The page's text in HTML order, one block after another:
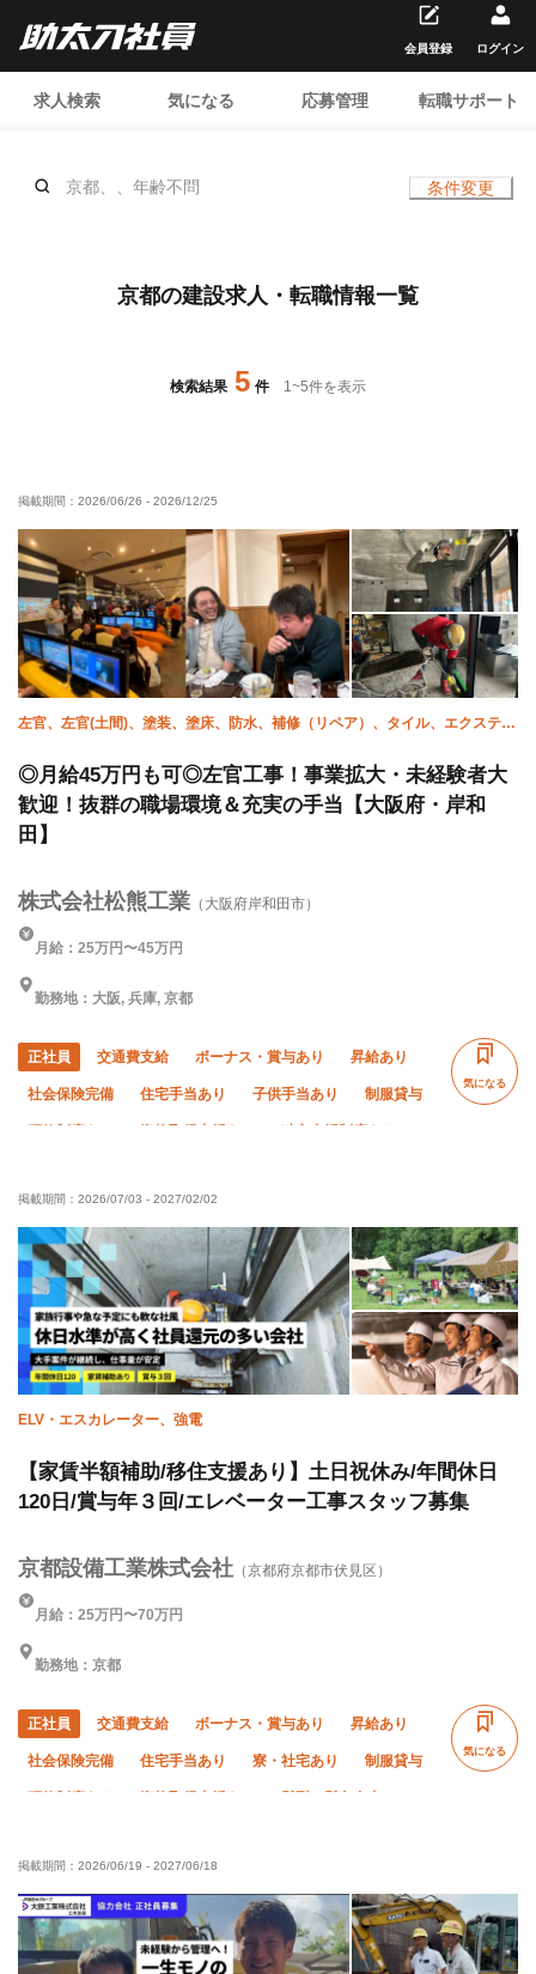
求人検索 気になる 応募管理 転職サポート
会員登録 ログイン
京都、、年齢不問 条件変更
京都の建設求人・転職情報一覧
検索結果 5 件 1~5件を表示
掲載期間： 2026/06/26 - 2026/12/25
左官、左官(土間)、塗装、塗床、防水、補修（リペア）、タイル、エクステリ
◎月給45万円も可◎左官工事！事業拡大・未経験者大
歓迎！抜群の職場環境＆充実の手当【大阪府・岸和
田】
株式会社松熊工業 （大阪府岸和田市）
月給：25万円〜45万円
勤務地：大阪, 兵庫, 京都
正社員 交通費支給 ボーナス・賞与あり 昇給あり
社会保険完備 住宅手当あり 子供手当あり 制服貸与
研修制度あり 資格取得支援あり 独立支援制度あり
50代以上活躍中 60代以上活躍中
直帰・直行OK 夏季休暇 年末年始休暇 転勤なし
車・バイク通勤OK
気になる
掲載期間： 2026/07/03 - 2027/02/02
ELV・エスカレーター、強電
【家賃半額補助/移住支援あり】土日祝休み/年間休日
120日/賞与年３回/エレベーター工事スタッフ募集
京都設備工業株式会社 （京都府京都市伏見区）
月給：25万円〜70万円
勤務地：京都
正社員 交通費支給 ボーナス・賞与あり 昇給あり
社会保険完備 住宅手当あり 寮・社宅あり 制服貸与
夜勤あり 直帰・直行OK
車・バイク通勤OK 転勤なし
気になる
掲載期間： 2026/06/19 - 2027/06/18